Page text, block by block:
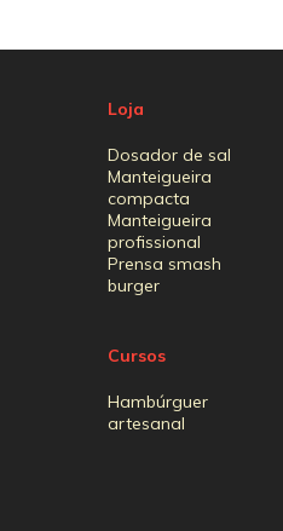
Loja
Dosador de sal
Manteigueira
compacta
Manteigueira
profissional
Prensa smash
burger
Cursos
Hambúrguer
artesanal